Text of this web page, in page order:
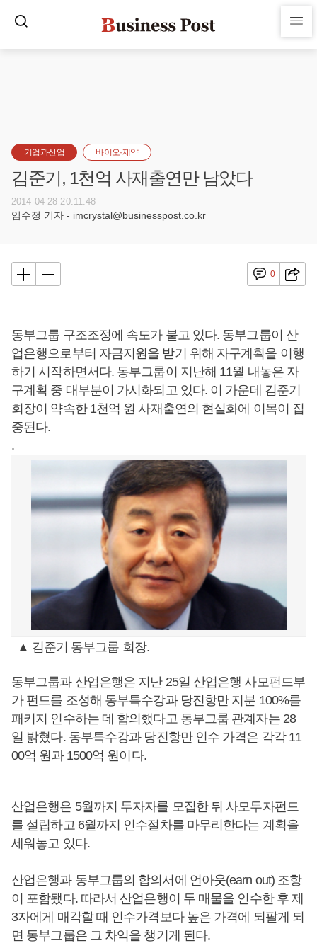
기업과산업 바이오·제약
김준기, 1천억 사재출연만 남았다
2014-04-28 20:11:48
임수정 기자 - imcrystal@businesspost.co.kr
0
동부그룹 구조조정에 속도가 붙고 있다. 동부그룹이 산
업은행으로부터 자금지원을 받기 위해 자구계획을 이행
하기 시작하면서다. 동부그룹이 지난해 11월 내놓은 자
구계획 중 대부분이 가시화되고 있다. 이 가운데 김준기
회장이 약속한 1천억 원 사재출연의 현실화에 이목이 집
중된다.
.
▲ 김준기 동부그룹 회장.
동부그룹과 산업은행은 지난 25일 산업은행 사모펀드부
가 펀드를 조성해 동부특수강과 당진항만 지분 100%를
패키지 인수하는 데 합의했다고 동부그룹 관계자는 28
일 밝혔다. 동부특수강과 당진항만 인수 가격은 각각 11
00억 원과 1500억 원이다.
산업은행은 5월까지 투자자를 모집한 뒤 사모투자펀드
를 설립하고 6월까지 인수절차를 마무리한다는 계획을
세워놓고 있다.
산업은행과 동부그룹의 합의서에 언아웃(earn out) 조항
이 포함됐다. 따라서 산업은행이 두 매물을 인수한 후 제
3자에게 매각할 때 인수가격보다 높은 가격에 되팔게 되
면 동부그룹은 그 차익을 챙기게 된다.